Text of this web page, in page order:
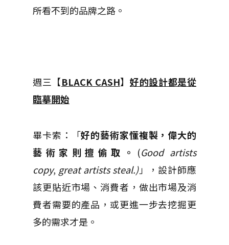
所看不到的品牌之路。
週三【BLACK CASH】好的設計都是從
臨摹開始
畢卡索：「好的藝術家懂複製，偉大的
藝術家則擅偷取。 (Good artists
copy, great artists steal.)」，設計師應
該更貼近市場、消費者，做出市場及消
費者需要的產品，或更進一步去挖掘更
多的需求才是。